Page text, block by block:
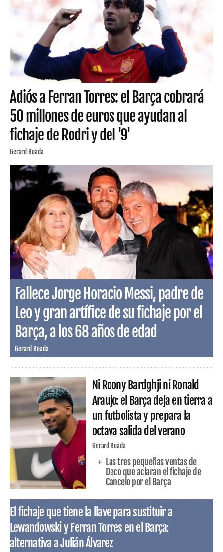
Adiós a Ferran Torres: el Barça cobrará
50 millones de euros que ayudan al
fichaje de Rodri y del '9'
Gerard Boada
Fallece Jorge Horacio Messi, padre de
Leo y gran artífice de su fichaje por el
Barça, a los 68 años de edad
Gerard Boada
Ni Roony Bardghji ni Ronald
Araujo: el Barça deja en tierra a
un futbolista y prepara la
octava salida del verano
Gerard Boada
Las tres pequeñas ventas de
Deco que aclaran el fichaje de
Cancelo por el Barça
El fichaje que tiene la llave para sustituir a
Lewandowski y Ferran Torres en el Barça:
alternativa a Julián Álvarez